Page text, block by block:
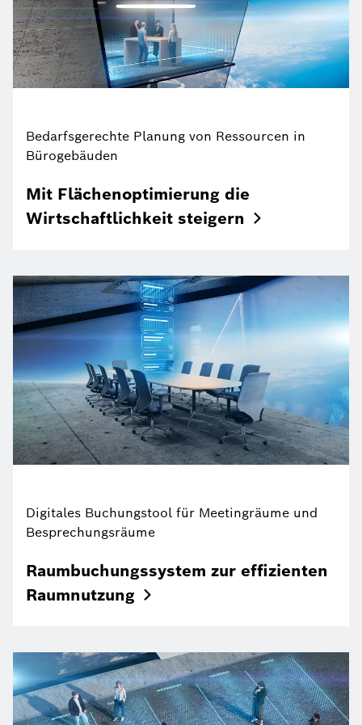
Bedarfsgerechte Planung von Ressourcen in
Bürogebäuden
Mit Flächenoptimierung die
Wirtschaftlichkeit steigern
Digitales Buchungstool für Meetingräume und
Besprechungsräume
Raumbuchungssystem zur effizienten
Raumnutzung